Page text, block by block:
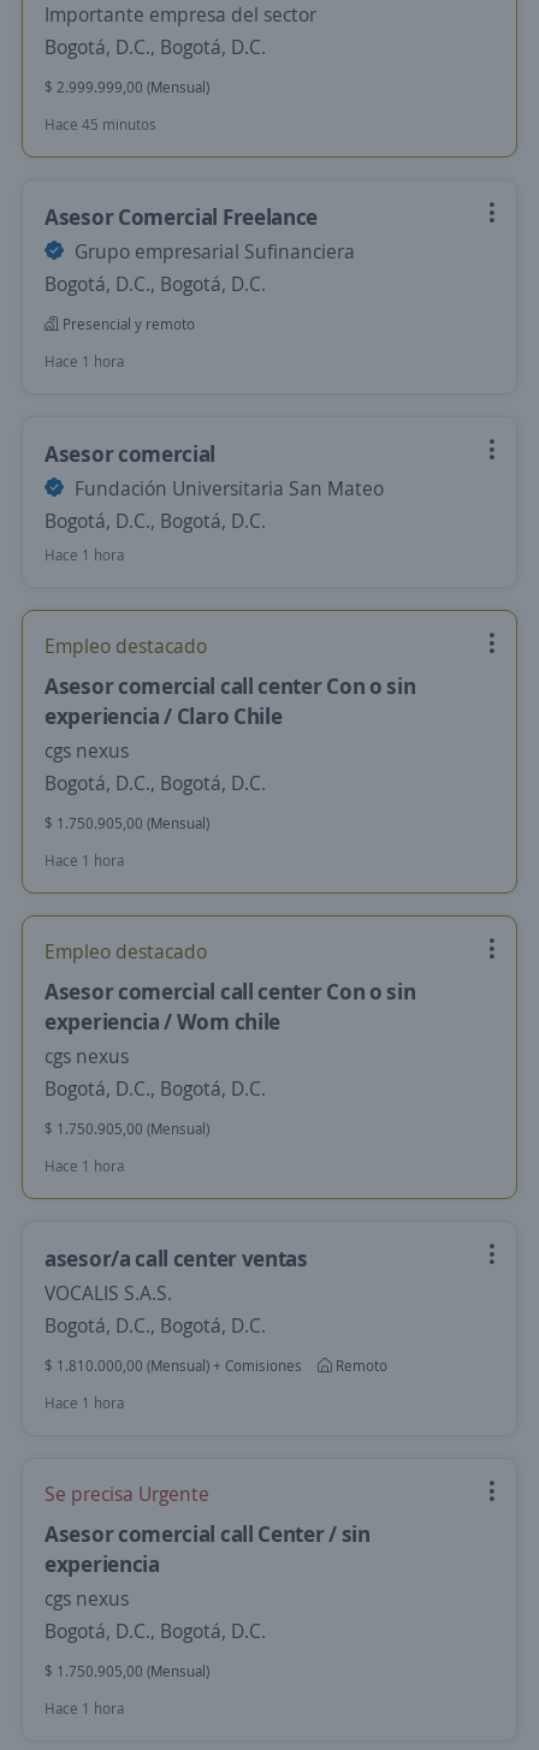
Importante empresa del sector
Bogotá, D.C., Bogotá, D.C.
$ 2.999.999,00 (Mensual)
Hace 45 minutos
Asesor Comercial Freelance
Grupo empresarial Sufinanciera
Bogotá, D.C., Bogotá, D.C.
Presencial y remoto
Hace 1 hora
Asesor comercial
Fundación Universitaria San Mateo
Bogotá, D.C., Bogotá, D.C.
Hace 1 hora
Empleo destacado
Asesor comercial call center Con o sin
experiencia / Claro Chile
cgs nexus
Bogotá, D.C., Bogotá, D.C.
$ 1.750.905,00 (Mensual)
Hace 1 hora
Empleo destacado
Asesor comercial call center Con o sin
experiencia / Wom chile
cgs nexus
Bogotá, D.C., Bogotá, D.C.
$ 1.750.905,00 (Mensual)
Hace 1 hora
asesor/a call center ventas
VOCALIS S.A.S.
Bogotá, D.C., Bogotá, D.C.
$ 1.810.000,00 (Mensual) + Comisiones
Remoto
Hace 1 hora
Se precisa Urgente
Asesor comercial call Center / sin
experiencia
cgs nexus
Bogotá, D.C., Bogotá, D.C.
$ 1.750.905,00 (Mensual)
Hace 1 hora